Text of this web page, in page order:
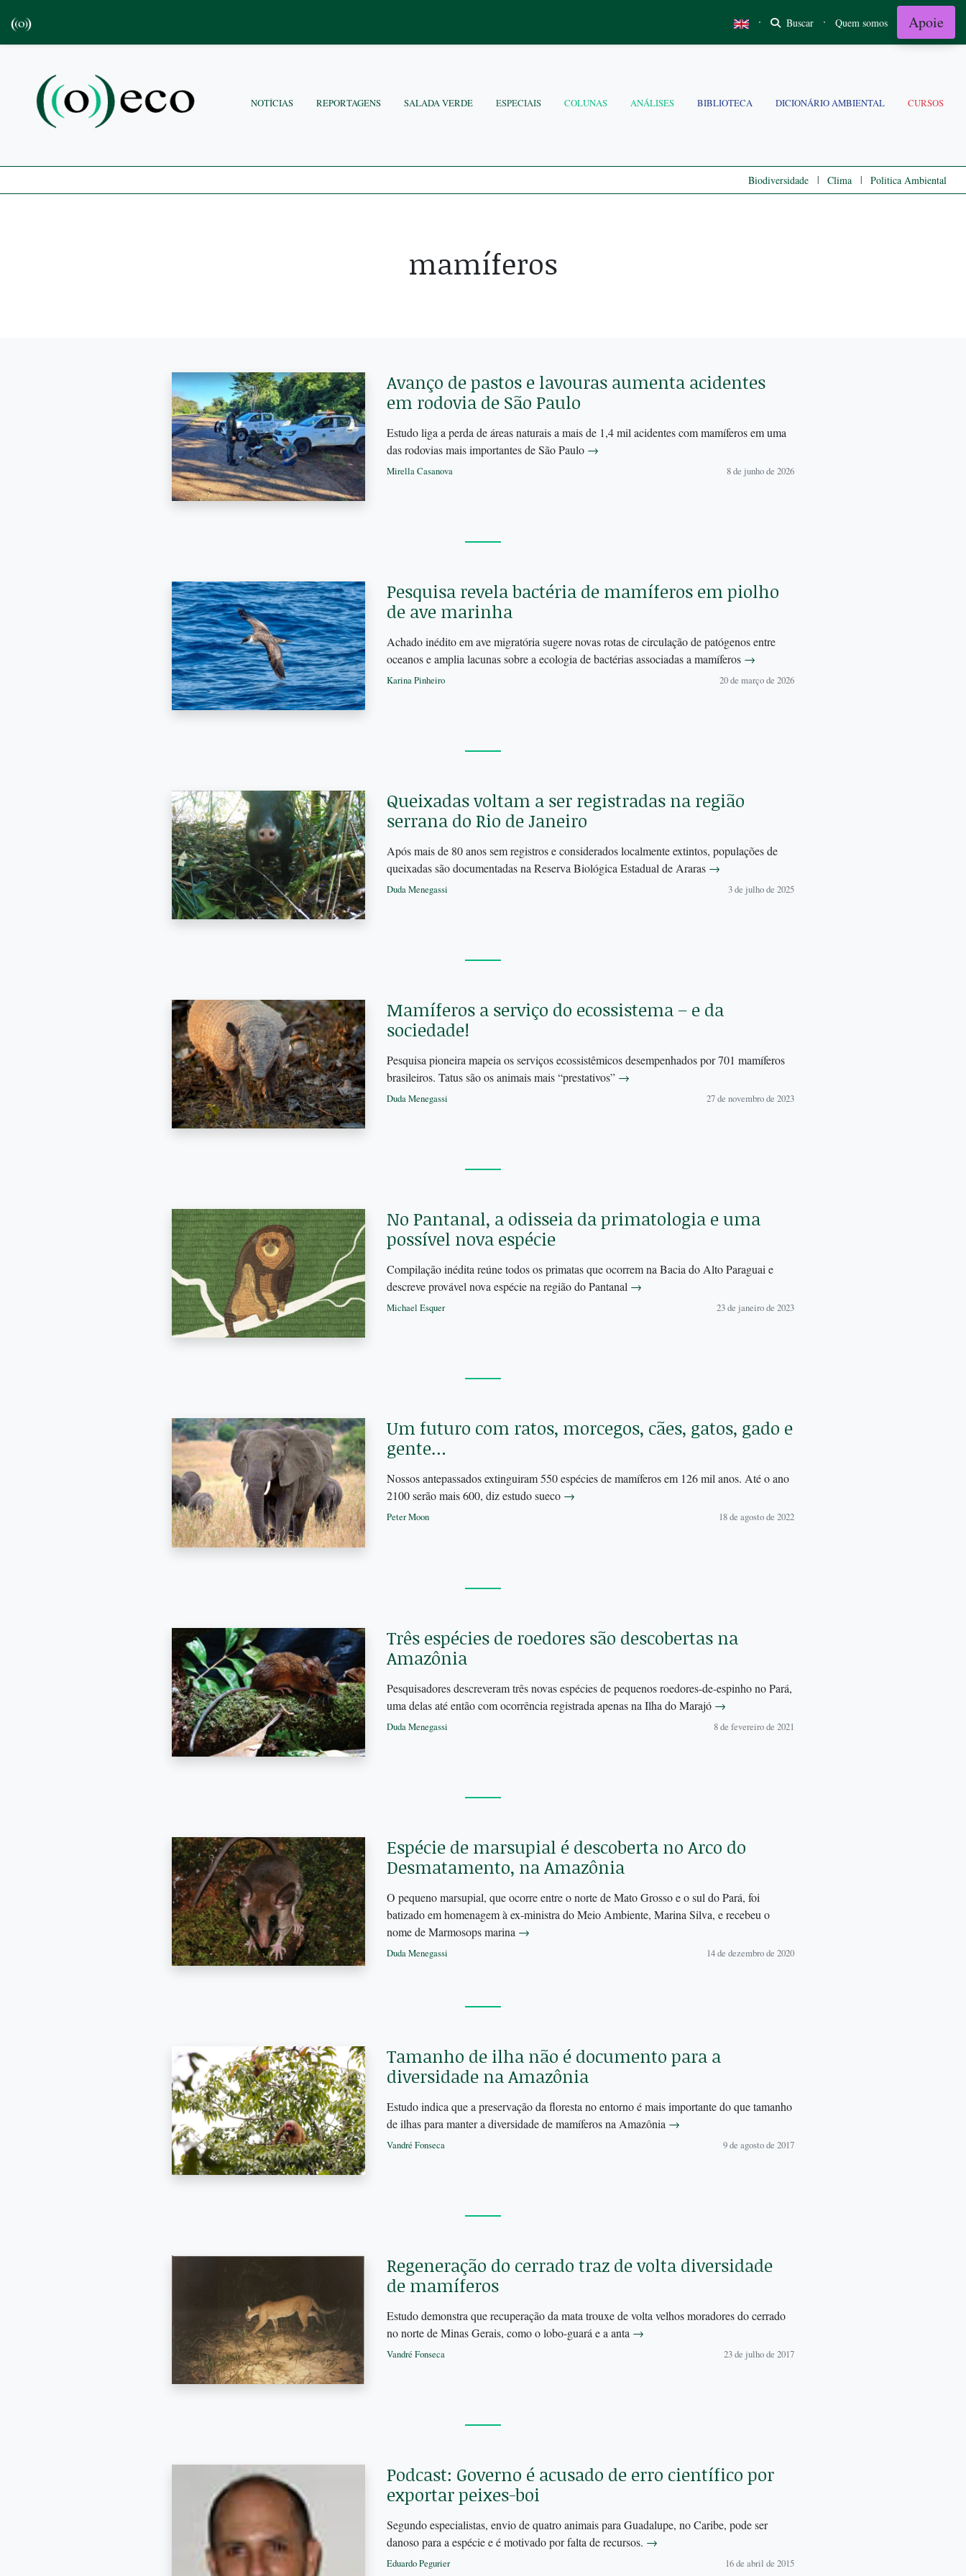
· Buscar · Quem somos Apoie
NOTÍCIAS REPORTAGENS SALADA VERDE ESPECIAIS COLUNAS ANÁLISES BIBLIOTECA DICIONÁRIO AMBIENTAL CURSOS
Biodiversidade | Clima | Politica Ambiental
mamíferos
Avanço de pastos e lavouras aumenta acidentes
em rodovia de São Paulo
Estudo liga a perda de áreas naturais a mais de 1,4 mil acidentes com mamíferos em uma
das rodovias mais importantes de São Paulo →
Mirella Casanova 8 de junho de 2026
Pesquisa revela bactéria de mamíferos em piolho
de ave marinha
Achado inédito em ave migratória sugere novas rotas de circulação de patógenos entre
oceanos e amplia lacunas sobre a ecologia de bactérias associadas a mamíferos →
Karina Pinheiro 20 de março de 2026
Queixadas voltam a ser registradas na região
serrana do Rio de Janeiro
Após mais de 80 anos sem registros e considerados localmente extintos, populações de
queixadas são documentadas na Reserva Biológica Estadual de Araras →
Duda Menegassi 3 de julho de 2025
Mamíferos a serviço do ecossistema – e da
sociedade!
Pesquisa pioneira mapeia os serviços ecossistêmicos desempenhados por 701 mamíferos
brasileiros. Tatus são os animais mais “prestativos” →
Duda Menegassi 27 de novembro de 2023
No Pantanal, a odisseia da primatologia e uma
possível nova espécie
Compilação inédita reúne todos os primatas que ocorrem na Bacia do Alto Paraguai e
descreve provável nova espécie na região do Pantanal →
Michael Esquer 23 de janeiro de 2023
Um futuro com ratos, morcegos, cães, gatos, gado e
gente…
Nossos antepassados extinguiram 550 espécies de mamíferos em 126 mil anos. Até o ano
2100 serão mais 600, diz estudo sueco →
Peter Moon 18 de agosto de 2022
Três espécies de roedores são descobertas na
Amazônia
Pesquisadores descreveram três novas espécies de pequenos roedores-de-espinho no Pará,
uma delas até então com ocorrência registrada apenas na Ilha do Marajó →
Duda Menegassi 8 de fevereiro de 2021
Espécie de marsupial é descoberta no Arco do
Desmatamento, na Amazônia
O pequeno marsupial, que ocorre entre o norte de Mato Grosso e o sul do Pará, foi
batizado em homenagem à ex-ministra do Meio Ambiente, Marina Silva, e recebeu o
nome de Marmosops marina →
Duda Menegassi 14 de dezembro de 2020
Tamanho de ilha não é documento para a
diversidade na Amazônia
Estudo indica que a preservação da floresta no entorno é mais importante do que tamanho
de ilhas para manter a diversidade de mamíferos na Amazônia →
Vandré Fonseca 9 de agosto de 2017
Regeneração do cerrado traz de volta diversidade
de mamíferos
Estudo demonstra que recuperação da mata trouxe de volta velhos moradores do cerrado
no norte de Minas Gerais, como o lobo-guará e a anta →
Vandré Fonseca 23 de julho de 2017
Podcast: Governo é acusado de erro científico por
exportar peixes-boi
Segundo especialistas, envio de quatro animais para Guadalupe, no Caribe, pode ser
danoso para a espécie e é motivado por falta de recursos. →
Eduardo Pegurier 16 de abril de 2015